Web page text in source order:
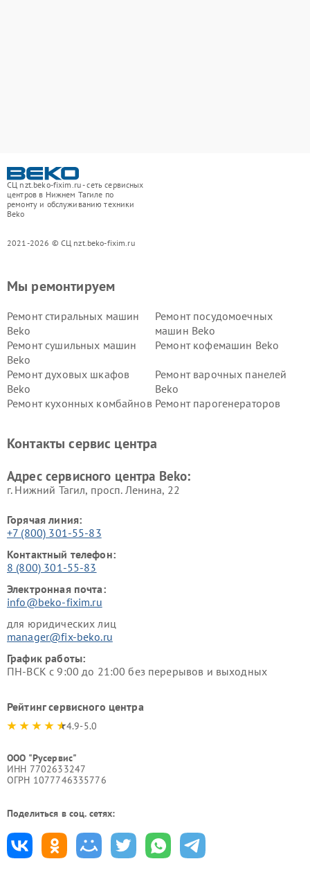
СЦ nzt.beko-fixim.ru - сеть сервисных
центров в Нижнем Тагиле по
ремонту и обслуживанию техники
Beko
2021-2026 © СЦ nzt.beko-fixim.ru
Мы ремонтируем
Ремонт стиральных машин
Beko
Ремонт посудомоечных
машин Beko
Ремонт сушильных машин
Beko
Ремонт кофемашин Beko
Ремонт духовых шкафов
Beko
Ремонт варочных панелей
Beko
Ремонт кухонных комбайнов Ремонт парогенераторов
Ремонт холодильников Beko Ремонт морозильных камер
Контакты сервис центра
Адрес сервисного центра Beko:
г. Нижний Тагил, просп. Ленина, 22
Горячая линия:
+7 (800) 301-55-83
Контактный телефон:
8 (800) 301-55-83
Электронная почта:
info@beko-fixim.ru
для юридических лиц
manager@fix-beko.ru
График работы:
ПН-ВСК с 9:00 до 21:00 без перерывов и выходных
Рейтинг сервисного центра
4.9-5.0
ООО "Русервис"
ИНН 7702633247
ОГРН 1077746335776
Поделиться в соц. сетях: